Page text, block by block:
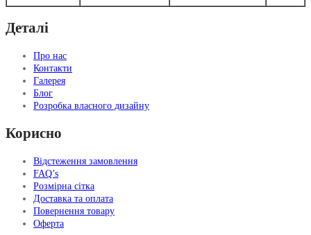
Деталі
Про нас
Контакти
Галерея
Блог
Розробка власного дизайну
Корисно
Відстеження замовлення
FAQ’s
Розмірна сітка
Доставка та оплата
Повернення товару
Оферта